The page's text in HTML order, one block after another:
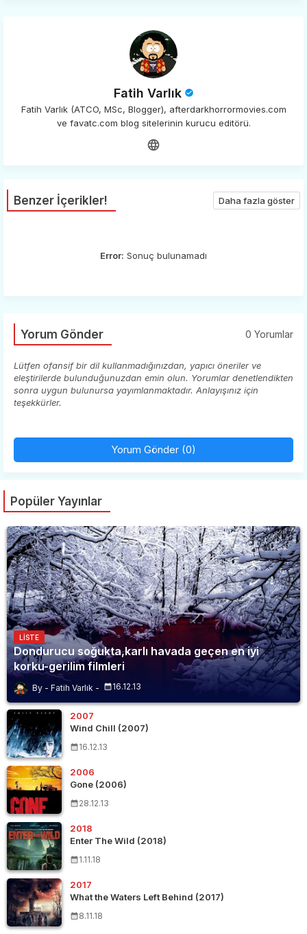
Fatih Varlık
Fatih Varlık (ATCO, MSc, Blogger), afterdarkhorrormovies.com
ve favatc.com blog sitelerinin kurucu editörü.
Benzer İçerikler! Daha fazla göster
Error: Sonuç bulunamadı
Yorum Gönder 0 Yorumlar
Lütfen ofansif bir dil kullanmadığınızdan, yapıcı öneriler ve
eleştirilerde bulunduğunuzdan emin olun. Yorumlar denetlendikten
sonra uygun bulunursa yayımlanmaktadır. Anlayışınız için
teşekkürler.
Yorum Gönder (0)
Popüler Yayınlar
LISTE
Dondurucu soğukta,karlı havada geçen en iyi
korku-gerilim filmleri
Fatih Varlık 16.12.13
2007
Wind Chill (2007)
16.12.13
2006
Gone (2006)
28.12.13
2018
Enter The Wild (2018)
1.11.18
2017
What the Waters Left Behind (2017)
8.11.18